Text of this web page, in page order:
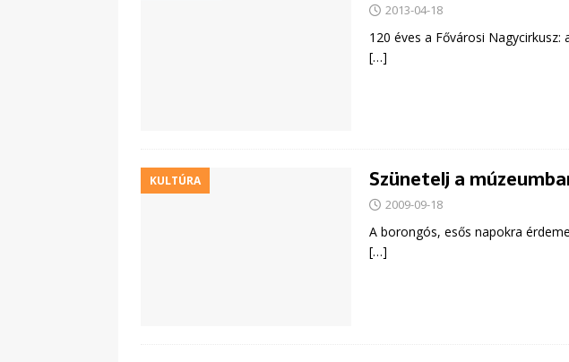
2013-04-18
120 éves a Fővárosi
[…]
KULTÚRA Szünetelj a
2009-09-18
A borongós, esős napokra
[…]